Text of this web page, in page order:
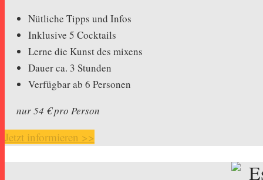
Nütliche Tipps und Infos
Inklusive 5 Cocktails
Lerne die Kunst des mixens
Dauer ca. 3 Stunden
Verfügbar ab 6 Personen
nur 54 € pro Person
Jetzt informieren >>